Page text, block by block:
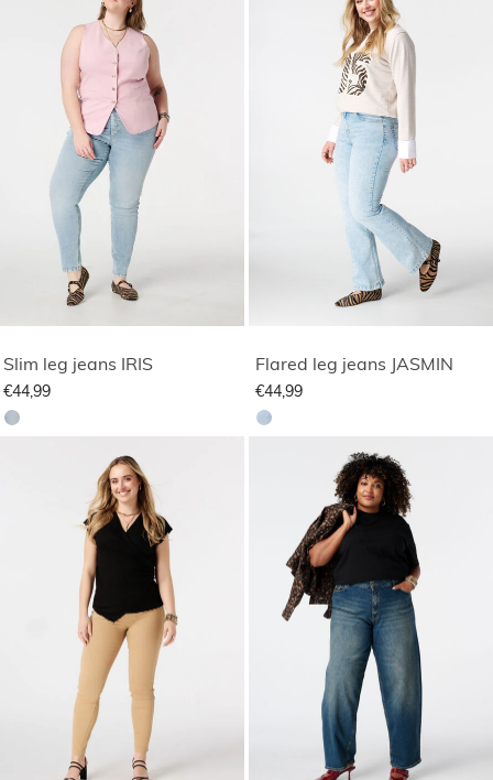
Slim leg jeans IRIS
€44,99
Flared leg jeans JASMIN
€44,99